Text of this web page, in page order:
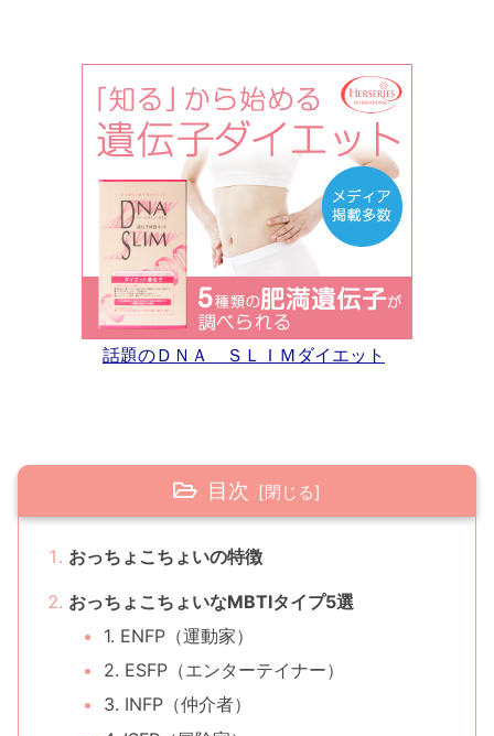
話題のＤＮＡ ＳＬＩＭダイエット
目次
おっちょこちょいの特徴
おっちょこちょいなMBTIタイプ5選
1. ENFP（運動家）
2. ESFP（エンターテイナー）
3. INFP（仲介者）